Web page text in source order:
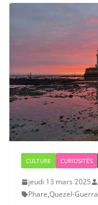
CULTURE CURIOSITÉS
jeudi 13 mars 2025
Phare,Quezel-